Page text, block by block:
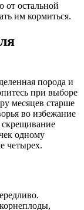
от остальной
им кормиться.
порода и
при выборе
месяцев старше
во избежание
скрещивание
одному
четырех.